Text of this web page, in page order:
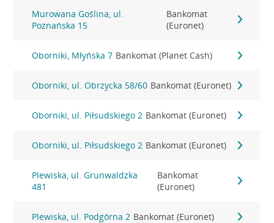
Murowana Goślina, ul.
Poznańska 15
Bankomat
(Euronet)
Oborniki, Młyńska 7 Bankomat (Planet Cash)
Oborniki, ul. Obrzycka 58/60 Bankomat (Euronet)
Oborniki, ul. Piłsudskiego 2 Bankomat (Euronet)
Oborniki, ul. Piłsudskiego 2 Bankomat (Euronet)
Plewiska, ul. Grunwaldzka
481
Bankomat
(Euronet)
Plewiska, ul. Podgórna 2 Bankomat (Euronet)